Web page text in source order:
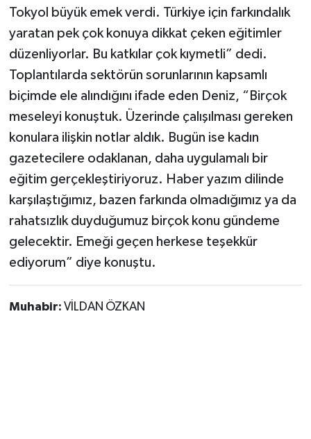
Tokyol büyük emek verdi. Türkiye için farkındalık
yaratan pek çok konuya dikkat çeken eğitimler
düzenliyorlar. Bu katkılar çok kıymetli” dedi.
Toplantılarda sektörün sorunlarının kapsamlı
biçimde ele alındığını ifade eden Deniz, “Birçok
meseleyi konuştuk. Üzerinde çalışılması gereken
konulara ilişkin notlar aldık. Bugün ise kadın
gazetecilere odaklanan, daha uygulamalı bir
eğitim gerçekleştiriyoruz. Haber yazım dilinde
karşılaştığımız, bazen farkında olmadığımız ya da
rahatsızlık duyduğumuz birçok konu gündeme
gelecektir. Emeği geçen herkese teşekkür
ediyorum” diye konuştu.
Muhabir: VİLDAN ÖZKAN